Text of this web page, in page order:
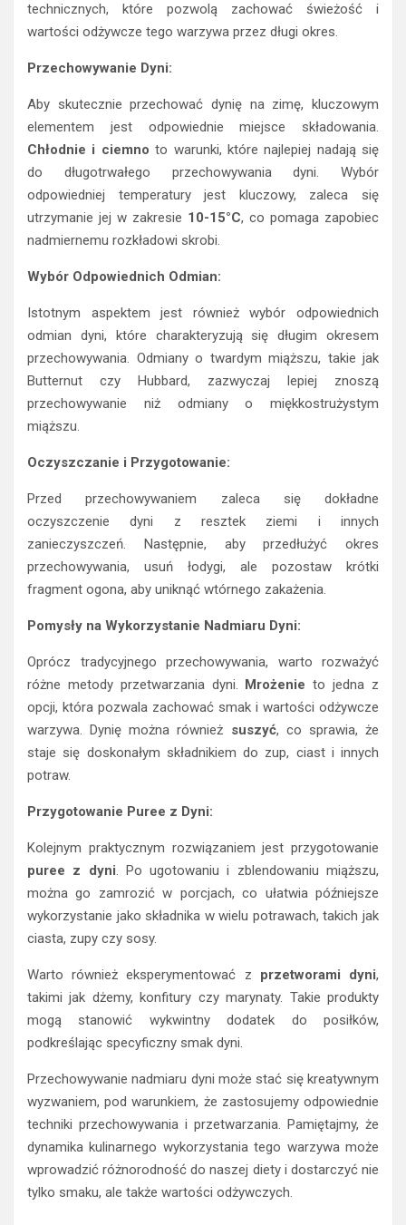
technicznych, które pozwolą zachować świeżość i
wartości odżywcze tego warzywa przez długi okres.
Przechowywanie Dyni:
Aby skutecznie przechować dynię na zimę, kluczowym
elementem jest odpowiednie miejsce składowania.
Chłodnie i ciemno to warunki, które najlepiej nadają się
do długotrwałego przechowywania dyni. Wybór
odpowiedniej temperatury jest kluczowy, zaleca się
utrzymanie jej w zakresie 10-15°C, co pomaga zapobiec
nadmiernemu rozkładowi skrobi.
Wybór Odpowiednich Odmian:
Istotnym aspektem jest również wybór odpowiednich
odmian dyni, które charakteryzują się długim okresem
przechowywania. Odmiany o twardym miąższu, takie jak
Butternut czy Hubbard, zazwyczaj lepiej znoszą
przechowywanie niż odmiany o miękkostrużystym
miąższu.
Oczyszczanie i Przygotowanie:
Przed przechowywaniem zaleca się dokładne
oczyszczenie dyni z resztek ziemi i innych
zanieczyszczeń. Następnie, aby przedłużyć okres
przechowywania, usuń łodygi, ale pozostaw krótki
fragment ogona, aby uniknąć wtórnego zakażenia.
Pomysły na Wykorzystanie Nadmiaru Dyni:
Oprócz tradycyjnego przechowywania, warto rozważyć
różne metody przetwarzania dyni.
Mrożenie to jedna z
opcji, która pozwala zachować smak i wartości odżywcze
warzywa. Dynię można również suszyć, co sprawia, że
staje się doskonałym składnikiem do zup, ciast i innych
potraw.
Przygotowanie Puree z Dyni:
Kolejnym praktycznym rozwiązaniem jest przygotowanie
puree z dyni. Po ugotowaniu i zblendowaniu miąższu,
można go zamrozić w porcjach, co ułatwia późniejsze
wykorzystanie jako składnika w wielu potrawach, takich jak
ciasta, zupy czy sosy.
Warto również eksperymentować z przetworami dyni,
takimi jak dżemy, konfitury czy marynaty. Takie produkty
mogą stanowić wykwintny dodatek do posiłków,
podkreślając specyficzny smak dyni.
Przechowywanie nadmiaru dyni może stać się kreatywnym
wyzwaniem, pod warunkiem, że zastosujemy odpowiednie
techniki przechowywania i przetwarzania. Pamiętajmy, że
dynamika kulinarnego wykorzystania tego warzywa może
wprowadzić różnorodność do naszej diety i dostarczyć nie
tylko smaku, ale także wartości odżywczych.